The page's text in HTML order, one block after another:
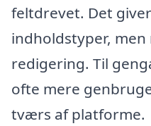
feltdrevet. Det
indholdstyper, men
redigering. Til
ofte mere
tværs af platforme.